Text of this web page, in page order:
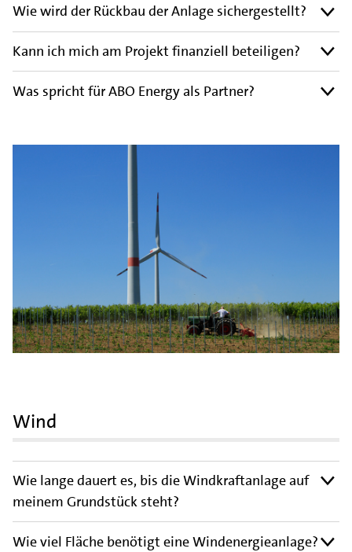
Wie wird der Rückbau der Anlage sichergestellt?
Kann ich mich am Projekt finanziell beteiligen?
Was spricht für ABO Energy als Partner?
Wind
Wie lange dauert es, bis die Windkraftanlage auf
meinem Grundstück steht?
Wie viel Fläche benötigt eine Windenergieanlage?